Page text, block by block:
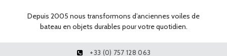
+33 (0) 757 128 063
Depuis 2005 nous transformons d’anciennes voiles de
bateau en objets durables pour votre quotidien.